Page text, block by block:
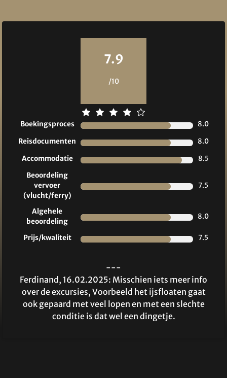
7.9
/10
Boekingsproces
8.0
Reisdocumenten
8.0
Accommodatie
8.5
Beoordeling
vervoer
(vlucht/ferry)
7.5
Algehele
beoordeling
8.0
Prijs/kwaliteit 7.5
---
Ferdinand, 16.02.2025: Misschien iets meer info
over de excursies, Voorbeeld het ijsfloaten gaat
ook gepaard met veel lopen en met een slechte
conditie is dat wel een dingetje.